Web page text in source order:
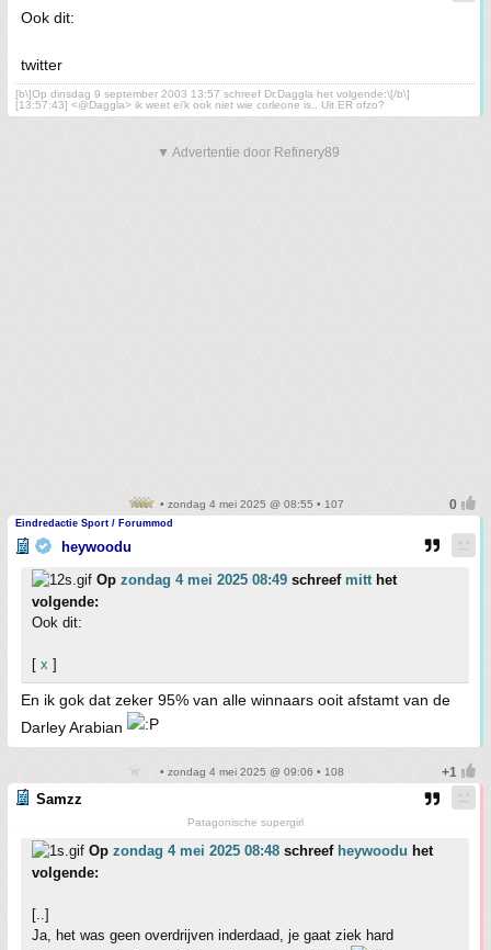
Ook dit:
twitter
[b\]Op dinsdag 9 september 2003 13:57 schreef Dr.Daggla het volgende:\[/b\]
[13:57:43] <@Daggla> ik weet ei'k ook niet wie corleone is.. Uit ER ofzo?
▼ Advertentie door Refinery89
• zondag 4 mei 2025 @ 08:55 • 107
Eindredactie Sport / Forummod
heywoodu
Op zondag 4 mei 2025 08:49 schreef mitthet
volgende:
Ook dit:
[ x ]
En ik gok dat zeker 95% van alle winnaars ooit afstamt van de
Darley Arabian
• zondag 4 mei 2025 @ 09:06 • 108
Samzz
Patagonische supergirl
Op zondag 4 mei 2025 08:48 schreef heywoodu het
volgende:
[..]
Ja, het was geen overdrijven inderdaad, je gaat ziek hard